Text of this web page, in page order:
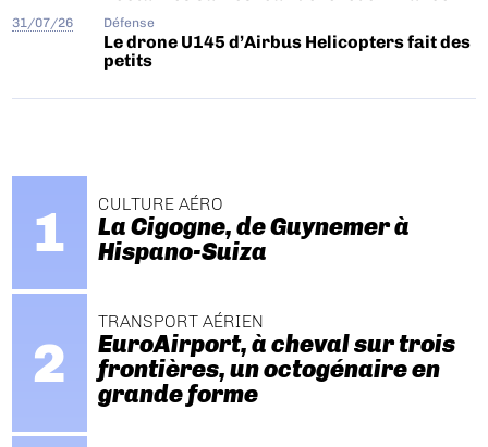
31/07/26 Défense
Le drone U145 d’Airbus Helicopters fait des
petits
CULTURE AÉRO
La Cigogne, de Guynemer à
Hispano-Suiza
TRANSPORT AÉRIEN
EuroAirport, à cheval sur trois
frontières, un octogénaire en
grande forme